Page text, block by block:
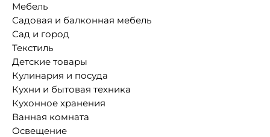
Мебель
Садовая и балконная мебель
Сад и город
Текстиль
Детские товары
Кулинария и посуда
Кухни и бытовая техника
Кухонное хранения
Ванная комната
Освещение